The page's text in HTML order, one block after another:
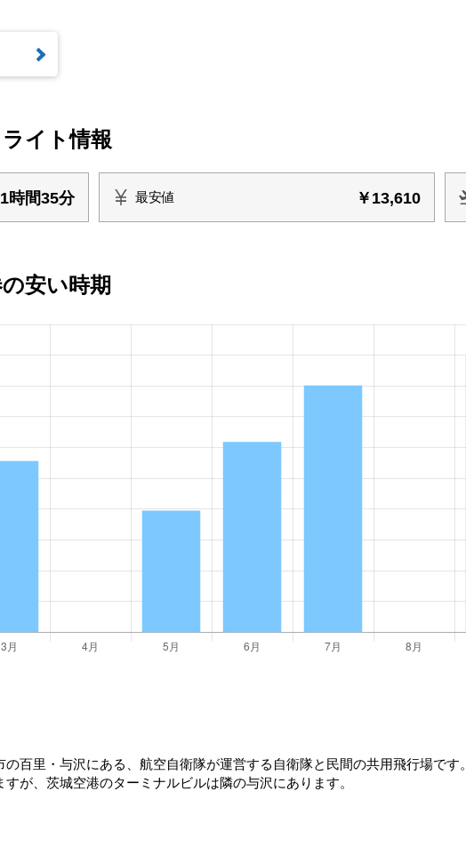
イト情報
時間35分 最安値 ￥13,610
安い時期
百里・与沢にある、航空自衛隊が運営する自衛隊と民間の共用飛行場です
が、茨城空港のターミナルビルは隣の与沢にあります。